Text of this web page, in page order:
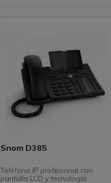
Snom D385
Teléfono IP profesional con
pantalla LCD y tecnología